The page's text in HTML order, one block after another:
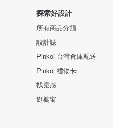
探索好設計
所有商品分類
設計誌
Pinkoi 台灣倉庫配送
Pinkoi 禮物卡
找靈感
逛櫥窗